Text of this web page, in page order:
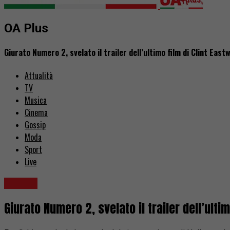
OA Plus
Giurato Numero 2, svelato il trailer dell’ultimo film di Clint
Attualità
TV
Musica
Cinema
Gossip
Moda
Sport
Live
Giurato Numero 2, svelato il trailer